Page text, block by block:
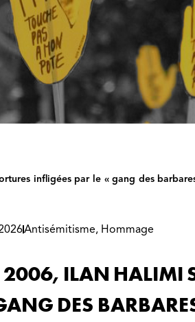
infligées par le « gang des
Antisémitisme, Hommage
2006, ILAN HALIMI
DES